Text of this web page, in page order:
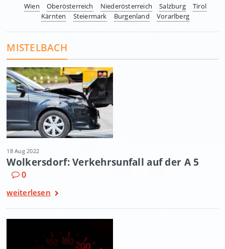
Wien Oberösterreich Niederösterreich Salzburg
Tirol
Kärnten
Steiermark Burgenland Vorarlberg
MISTELBACH
18 Aug 2022
Wolkersdorf: Verkehrsunfall auf der A 5
0
weiterlesen